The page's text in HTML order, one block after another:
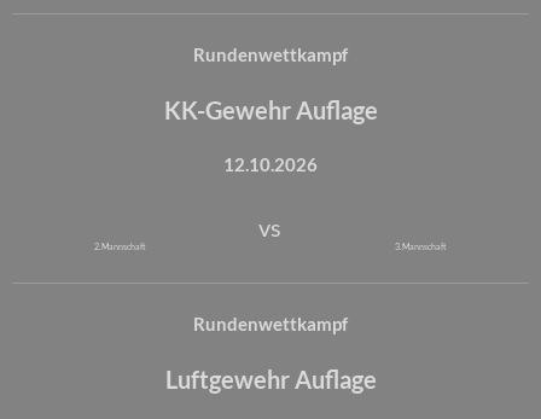
Rundenwettkampf
KK-Gewehr Auflage
12.10.2026
2. Mannschaft
vs
3. Mannschaft
Rundenwettkampf
Luftgewehr Auflage